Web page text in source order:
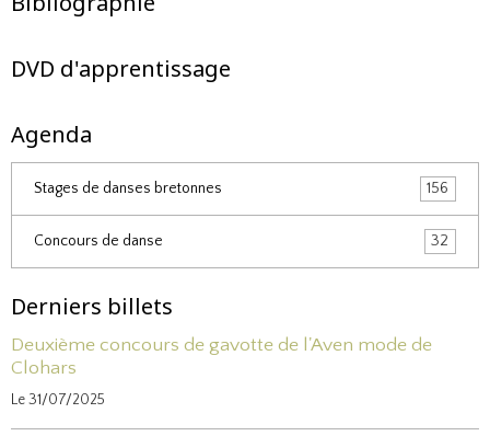
DVD d'apprentissage
Agenda
Stages de danses bretonnes 156
Concours de danse 32
Derniers billets
Deuxième concours de gavotte de l'Aven mode de
Clohars
Le 31/07/2025